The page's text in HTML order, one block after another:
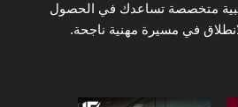
متخصصة تساعدك في الحصول
في مسيرة مهنية ناجحة.